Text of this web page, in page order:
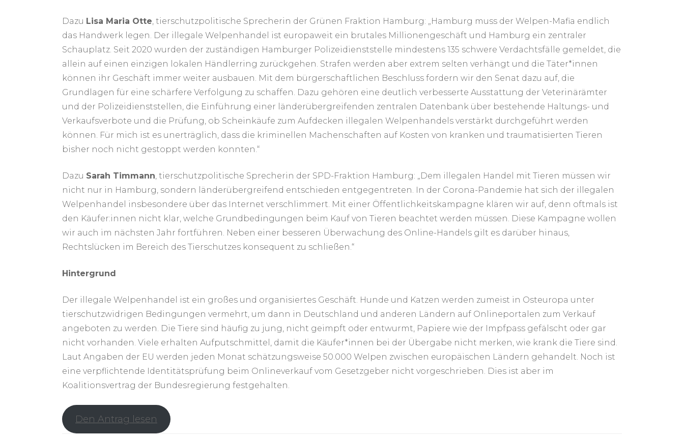
Dazu Lisa Maria Otte, tierschutzpolitische Sprecherin der Grünen Fraktion Hamburg: „Hamburg muss der Welpen-Mafia endlich
das Handwerk legen. Der illegale Welpenhandel ist europaweit ein brutales Millionengeschäft und Hamburg ein zentraler
Schauplatz. Seit 2020 wurden der zuständigen Hamburger Polizeidienststelle mindestens 135 schwere Verdachtsfälle gemeldet, die
allein auf einen einzigen lokalen Händlerring zurückgehen. Strafen werden aber extrem selten verhängt und die Täter*innen
können ihr Geschäft immer weiter ausbauen. Mit dem bürgerschaftlichen Beschluss fordern wir den Senat dazu auf, die
Grundlagen für eine schärfere Verfolgung zu schaffen. Dazu gehören eine deutlich verbesserte Ausstattung der Veterinärämter
und der Polizeidienststellen, die Einführung einer länderübergreifenden zentralen Datenbank über bestehende Haltungs- und
Verkaufsverbote und die Prüfung, ob Scheinkäufe zum Aufdecken illegalen Welpenhandels verstärkt durchgeführt werden
können. Für mich ist es unerträglich, dass die kriminellen Machenschaften auf Kosten von kranken und traumatisierten Tieren
bisher noch nicht gestoppt werden konnten.“
Dazu Sarah Timmann, tierschutzpolitische Sprecherin der SPD-Fraktion Hamburg: „Dem illegalen Handel mit Tieren müssen wir
nicht nur in Hamburg, sondern länderübergreifend entschieden entgegentreten. In der Corona-Pandemie hat sich der illegalen
Welpenhandel insbesondere über das Internet verschlimmert. Mit einer Öffentlichkeitskampagne klären wir auf, denn oftmals ist
den Käufer:innen nicht klar, welche Grundbedingungen beim Kauf von Tieren beachtet werden müssen. Diese Kampagne wollen
wir auch im nächsten Jahr fortführen. Neben einer besseren Überwachung des Online-Handels gilt es darüber hinaus,
Rechtslücken im Bereich des Tierschutzes konsequent zu schließen.“
Hintergrund
Der illegale Welpenhandel ist ein großes und organisiertes Geschäft. Hunde und Katzen werden zumeist in Osteuropa unter
tierschutzwidrigen Bedingungen vermehrt, um dann in Deutschland und anderen Ländern auf Onlineportalen zum Verkauf
angeboten zu werden. Die Tiere sind häufig zu jung, nicht geimpft oder entwurmt, Papiere wie der Impfpass gefälscht oder gar
nicht vorhanden. Viele erhalten Aufputschmittel, damit die Käufer*innen bei der Übergabe nicht merken, wie krank die Tiere sind.
Laut Angaben der EU werden jeden Monat schätzungsweise 50.000 Welpen zwischen europäischen Ländern gehandelt. Noch ist
eine verpflichtende Identitätsprüfung beim Onlineverkauf vom Gesetzgeber nicht vorgeschrieben. Dies ist aber im
Koalitionsvertrag der Bundesregierung festgehalten.
Den Antrag lesen